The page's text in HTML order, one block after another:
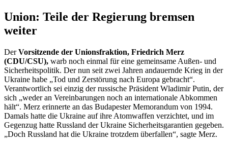
Union: Teile der Regierung bremsen
weiter
DerVorsitzende der Unionsfraktion, Friedrich Merz
(CDU/CSU), warb noch einmal für eine gemeinsame Außen- und
Sicherheitspolitik. Der nun seit zwei Jahren andauernde Krieg in der
Ukraine habe „Tod und Zerstörung nach Europa gebracht“.
Verantwortlich sei einzig der russische Präsident Wladimir Putin, der
sich „weder an Vereinbarungen noch an internationale Abkommen
hält“. Merz erinnerte an das Budapester Memorandum von 1994.
Damals hatte die Ukraine auf ihre Atomwaffen verzichtet, und im
Gegenzug hatte Russland der Ukraine Sicherheitsgarantien gegeben.
„Doch Russland hat die Ukraine trotzdem überfallen“, sagte Merz.